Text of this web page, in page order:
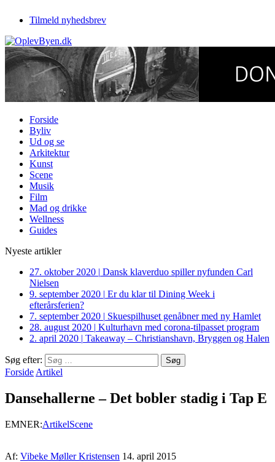
Tilmeld nyhedsbrev
Forside
Byliv
Ud og se
Arkitektur
Kunst
Scene
Musik
Film
Mad og drikke
Wellness
Guides
Nyeste artikler
27. oktober 2020 | Dansk klaverduo spiller nyfunden Carl
Nielsen
9. september 2020 | Er du klar til Dining Week i
efterårsferien?
7. september 2020 | Skuespilhuset genåbner med ny Hamlet
28. august 2020 | Kulturhavn med corona-tilpasset program
2. april 2020 | Takeaway – Christianshavn, Bryggen og Halen
Søg efter:
Forside Artikel
Dansehallerne – Det bobler stadig i Tap E
EMNER:ArtikelScene
Af: Vibeke Møller Kristensen 14. april 2015